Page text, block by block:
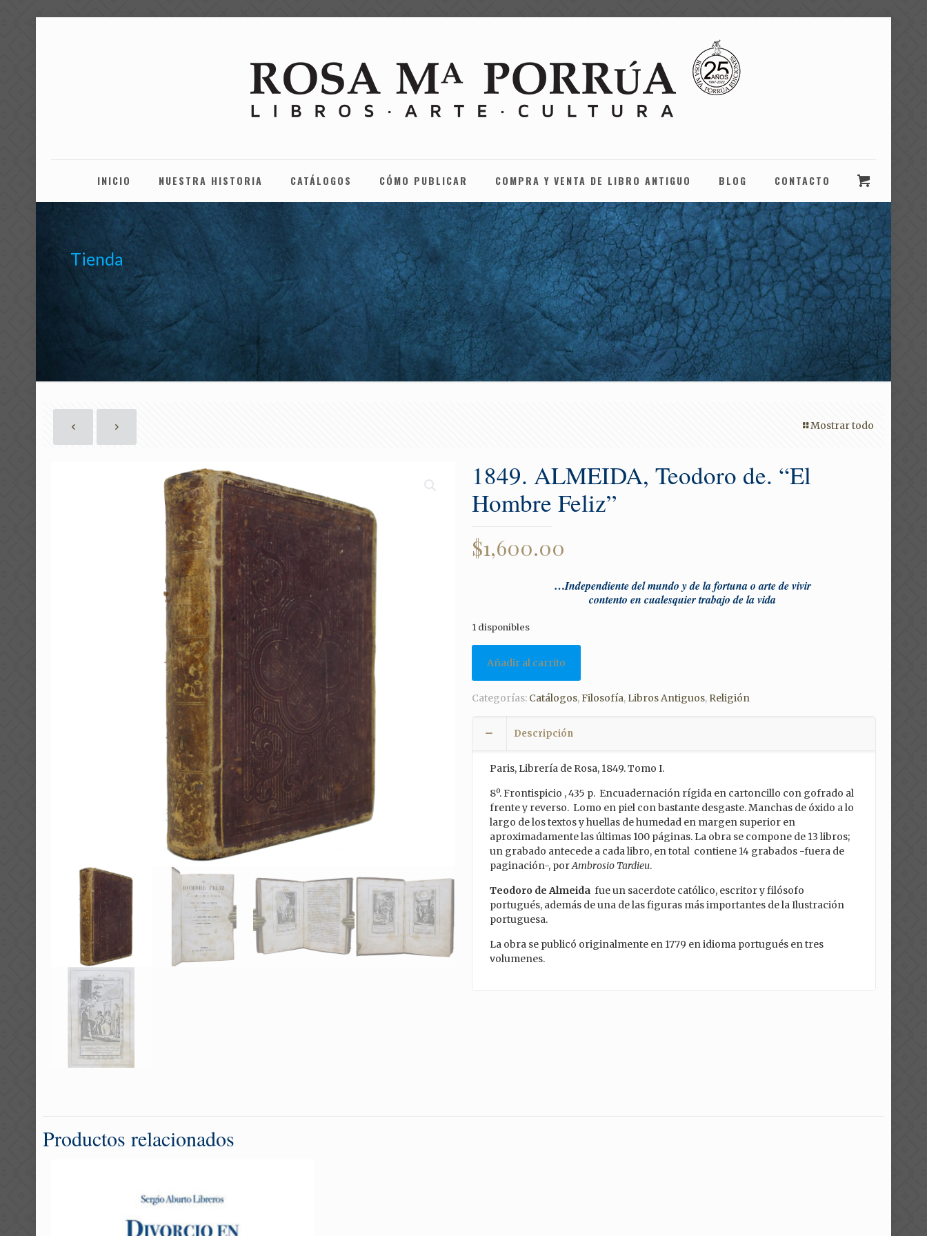
INICIO NUESTRA HISTORIA CATÁLOGOS CÓMO PUBLICAR COMPRA Y VENTA DE LIBRO ANTIGUO BLOG CONTACTO
Tienda
Mostrar todo
1849. ALMEIDA, Teodoro de. “El
Hombre Feliz”
$1,600.00
…Independiente del mundo y de la fortuna o arte de vivir
contento en cualesquier trabajo de la vida
1 disponibles
Añadir al carrito
Categorías: Catálogos,Filosofía, Libros Antiguos, Religión
Descripción
Paris, Librería de Rosa, 1849. Tomo I.
8º. Frontispicio , 435 p. Encuadernación rígida en cartoncillo con gofrado al
frente y reverso. Lomo en piel con bastante desgaste. Manchas de óxido a lo
largo de los textos y huellas de humedad en margen superior en
aproximadamente las últimas 100 páginas. La obra se compone de 13 libros;
un grabado antecede a cada libro, en total contiene 14 grabados -fuera de
paginación-, porAmbrosio Tardieu.
Teodoro de Almeida fue un sacerdote católico, escritor y filósofo
portugués, además de una de las figuras más importantes de la Ilustración
portuguesa.
La obra se publicó originalmente en 1779 en idioma portugués en tres
volumenes.
Productos relacionados